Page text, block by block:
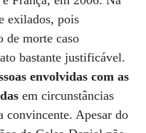
exilados, pois
de morte caso
bastante justificável.
envolvidas com as
em circunstâncias
convincente. Apesar do